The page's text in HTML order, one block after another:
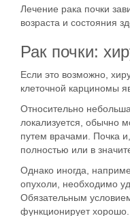
Лечение рака почки
возраста и состояния
Рак почки:
Если это возможно,
клеточной карциномы
Относительно
локализуется, обычно
путем врачами. Почка
полностью или в
Однако иногда,
опухоли, необходимо
Обязательным
функционирует